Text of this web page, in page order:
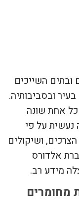
ובתים השייכים
ובסביבותיה.
אחת שונה
נעשית על פי
ושיקולים
אלדורס
מידע רב.
מחומרים